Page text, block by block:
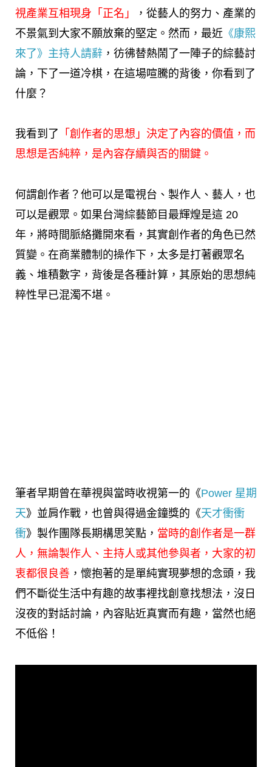
視產業互相現身「正名」
，從藝人的努力、產業的
不景氣到大家不願放棄的堅定。然而，最近 《康熙
來了》主持人請辭 ，彷彿替熱鬧了一陣子的綜藝討
論，下了一道冷棋，在這場喧騰的背後，你看到了
什麼？
我看到了 「創作者的思想」決定了內容的價值，而
思想是否純粹，是內容存續與否的關鍵。
何謂創作者？他可以是電視台、製作人、藝人，也
可以是觀眾。如果台灣綜藝節目最輝煌是這 20
年，將時間脈絡攤開來看，其實創作者的角色已然
質變。在商業體制的操作下，太多是打著觀眾名
義、堆積數字，背後是各種計算，其原始的思想純
粹性早已混濁不堪。
筆者早期曾在華視與當時收視第一的《Power 星期
天》並肩作戰，也曾與得過金鐘獎的《天才衝衝
衝》製作團隊長期構思笑點， 當時的創作者是一群
人，無論製作人、主持人或其他參與者，大家的初
衷都很良善 ，懷抱著的是單純實現夢想的念頭，我
們不斷從生活中有趣的故事裡找創意找想法，沒日
沒夜的對話討論，內容貼近真實而有趣，當然也絕
不低俗！